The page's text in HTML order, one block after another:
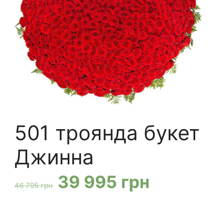
501 троянда букет
Джинна
46 795грн
Оригінальна
39 995 грн